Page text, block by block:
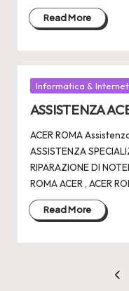
Read More
Posted
Informatica & Internet
ASSISTENZA
ACER ROMA
ASSISTENZA
RIPARAZIONE DI
ROMA ACER , ACER
Read More
Paginazione